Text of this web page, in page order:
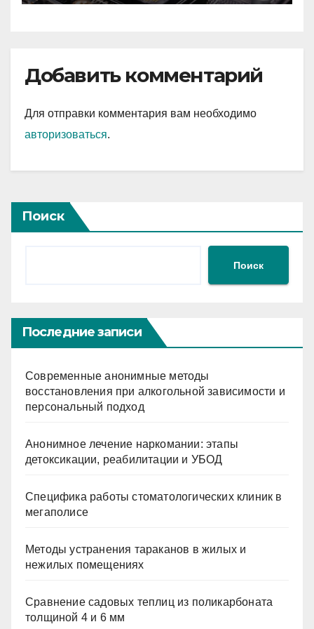
Добавить комментарий
Для отправки комментария вам необходимо
авторизоваться.
Поиск
Поиск
Последние записи
Современные анонимные методы
восстановления при алкогольной зависимости и
персональный подход
Анонимное лечение наркомании: этапы
детоксикации, реабилитации и УБОД
Специфика работы стоматологических клиник в
мегаполисе
Методы устранения тараканов в жилых и
нежилых помещениях
Сравнение садовых теплиц из поликарбоната
толщиной 4 и 6 мм